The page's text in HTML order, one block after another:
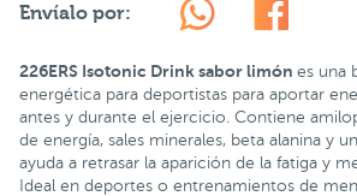
Envíalo por:
226ERS Isotonic Drink sabor limón es una
energética para deportistas para aportar
antes y durante el ejercicio. Contiene
de energía, sales minerales, beta alanina y
ayuda a retrasar la aparición de la fatiga y
Ideal en deportes o entrenamientos de